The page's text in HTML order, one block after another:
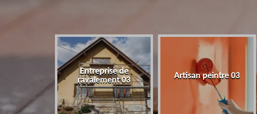
Entreprise de
ravalement 03
Artisan peintre 03